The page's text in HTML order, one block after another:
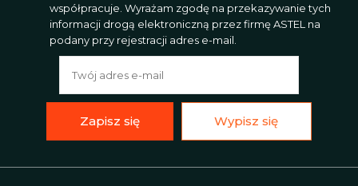
współpracuje. Wyrażam zgodę na przekazywanie tych
informacji drogą elektroniczną przez firmę ASTEL na
podany przy rejestracji adres e-mail.
Zapisz się Wypisz się